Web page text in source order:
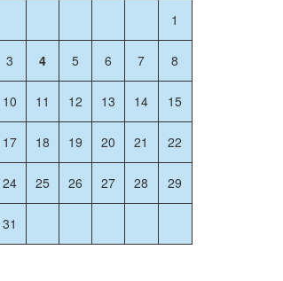
1
3 4 5 6 7 8
10 11 12 13 14 15
17 18 19 20 21 22
24 25 26 27 28 29
31